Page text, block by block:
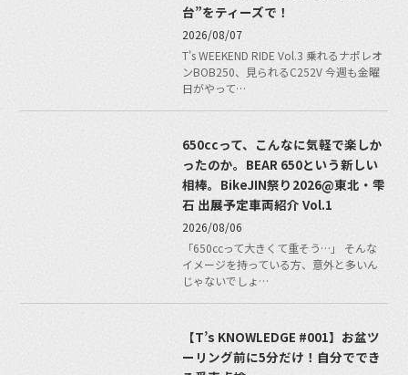
台”をティーズで！
2026/08/07
T's WEEKEND RIDE Vol.3 乗れるナポレオ
ンBOB250、見られるC252V 今週も金曜
日がやって…
650ccって、こんなに気軽で楽しか
ったのか。BEAR 650という新しい
相棒。BikeJIN祭り2026@東北・雫
石 出展予定車両紹介 Vol.1
2026/08/06
「650ccって大きくて重そう…」 そんな
イメージを持っている方、意外と多いん
じゃないでしょ…
【T’s KNOWLEDGE #001】お盆ツ
ーリング前に5分だけ！自分ででき